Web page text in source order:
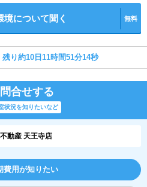
境について聞く 無料
残り約10日11時間51分13秒
合せする
状況を知りたいなど
動産 天王寺店
費用が知りたい